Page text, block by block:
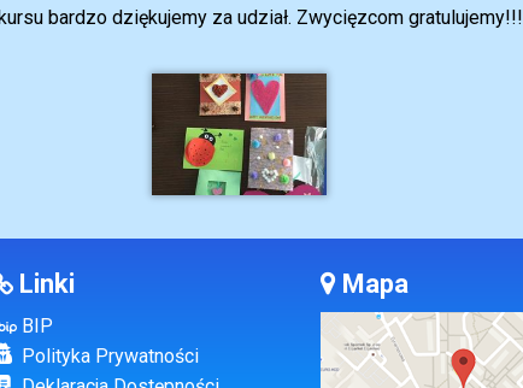
bardzo dziękujemy za udział. Zwycięzcom gratulujemy!!!
Linki
BIP
Polityka Prywatności
Mapa